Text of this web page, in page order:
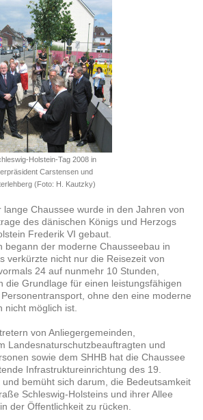
Holstein-Tag 2008 in
Carstensen und
(Foto: H. Kautzky)
lange Chaussee wurde in den Jahren von
des dänischen Königs und Herzogs
Frederik VI gebaut.
begann der moderne Chausseebau in
verkürzte nicht nur die Reisezeit von
24 auf nunmehr 10 Stunden,
die Grundlage für einen leistungsfähigen
ohne den eine moderne
nicht möglich ist.
von Anliegergemeinden,
Landesnaturschutzbeauftragten und
sowie dem SHHB hat die Chaussee
Infrastruktureinrichtung des 19.
bemüht sich darum, die Bedeutsamkeit
Schleswig-Holsteins und ihrer Allee
der Öffentlichkeit zu rücken.